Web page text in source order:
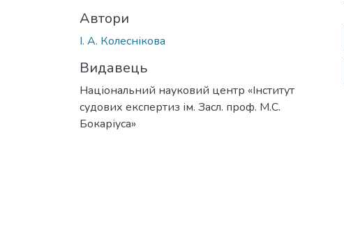
Автори
І. А. Колеснікова
Видавець
Національний науковий центр «Інститут
судових експертиз ім. Засл. проф. М.С.
Бокаріуса»